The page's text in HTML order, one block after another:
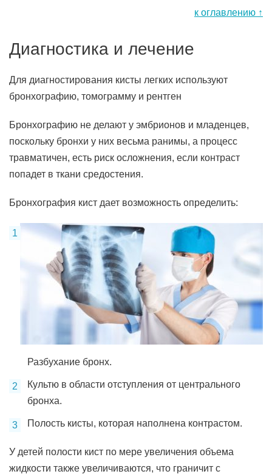
к оглавлению ↑
Диагностика и лечение
Для диагностирования кисты легких используют
бронхографию, томограмму и рентген
Бронхографию не делают у эмбрионов и младенцев,
поскольку бронхи у них весьма ранимы, а процесс
травматичен, есть риск осложнения, если контраст
попадет в ткани средостения.
Бронхография кист дает возможность определить:
Разбухание бронх.
Культю в области отступления от центрального
бронха.
Полость кисты, которая наполнена контрастом.
У детей полости кист по мере увеличения объема
жидкости также увеличиваются, что граничит с